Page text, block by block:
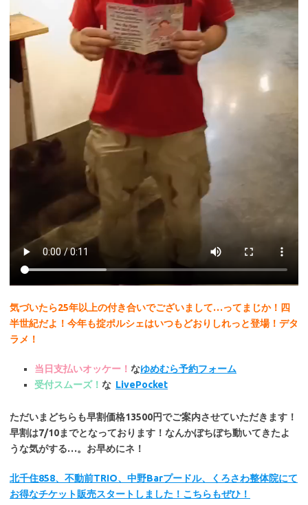
気づいたら25年以上の付き合いでございまして…ってまじか！四
半世紀だよ！今年も掟ポルシェはいつもどおりしれっと登場！デタ
ラメ！
当日支払いオッケー！ なゆめむら予約フォーム
受付スムーズ！ な LivePocket
ただいまどちらも早割価格13500円でご案内させていただきます！
早割は7/10までとなっております！なんかぼちぼち動いてきたよ
うな気がする…。お早めにネ！
北千住858、不動前TRIO、中野Barプードル、くろさわ整体院にて
お得なチケット販売スタートしました！こちらもぜひ！